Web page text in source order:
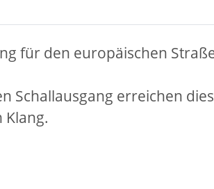
für den europäischen
erreichen